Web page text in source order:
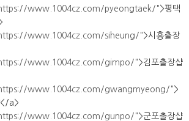
www.1004cz.com/pyeongtaek/">평택
www.1004cz.com/siheung/">시흥출장
www.1004cz.com/gimpo/">김포출장샵
www.1004cz.com/gwangmyeong/">
</a>
www.1004cz.com/gunpo/">군포출장샵